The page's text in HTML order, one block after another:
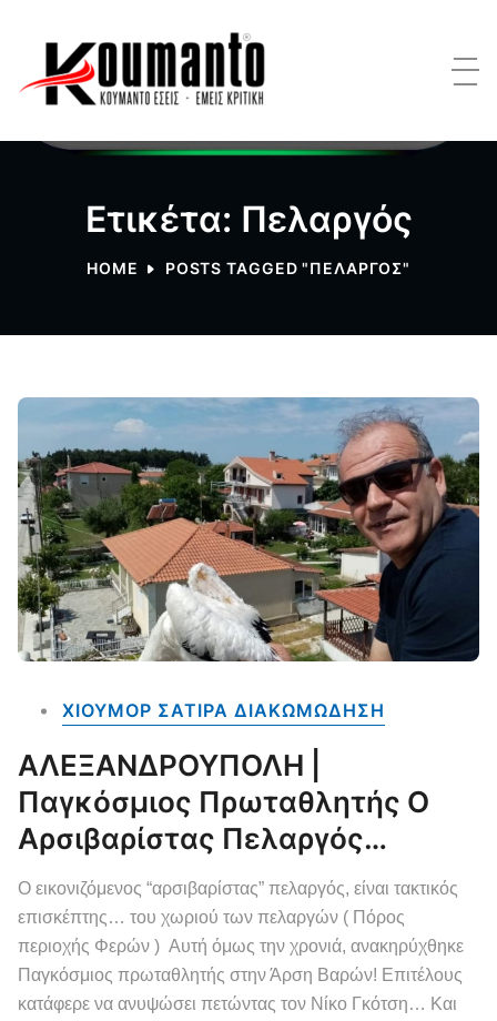
Ετικέτα: Πελαργός
HOME POSTS TAGGED "ΠΕΛΑΡΓΌΣ"
ΧΙΟΥΜΟΡ ΣΑΤΙΡΑ ΔΙΑΚΩΜΩΔΗΣΗ
ΑΛΕΞΑΝΔΡΟΥΠΟΛΗ |
Παγκόσμιος Πρωταθλητής Ο
Αρσιβαρίστας Πελαργός…
Ο εικονιζόμενος “αρσιβαρίστας” πελαργός, είναι τακτικός
επισκέπτης… του χωριού των πελαργών ( Πόρος
περιοχής Φερών ) Αυτή όμως την χρονιά, ανακηρύχθηκε
Παγκόσμιος πρωταθλητής στην Άρση Βαρών! Επιτέλους
κατάφερε να ανυψώσει πετώντας τον Νίκο Γκότση… Και